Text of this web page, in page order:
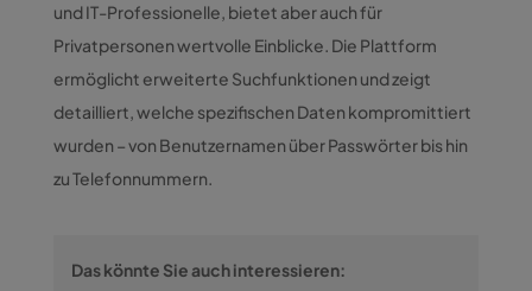
und IT-Professionelle, bietet aber auch für
Privatpersonen wertvolle Einblicke. Die Plattform
ermöglicht erweiterte Suchfunktionen und zeigt
detailliert, welche spezifischen Daten kompromittiert
wurden – von Benutzernamen über Passwörter bis hin
zu Telefonnummern.
Das könnte Sie auch interessieren: